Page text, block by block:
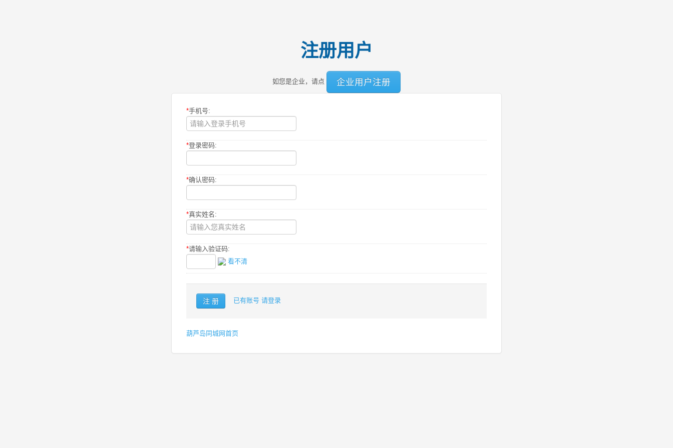
注册用户
如您是企业，请点 企业用户注册
*手机号:
*登录密码:
*确认密码:
*真实姓名:
*请输入验证码:
看不清
已有账号 请登录
葫芦岛同城网首页